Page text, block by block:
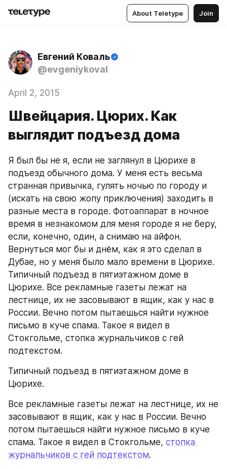
About Teletype Join
Евгений Коваль
@evgeniykoval
April 2, 2015
Швейцария. Цюрих. Как
выглядит подъезд дома
Я был бы не я, если не заглянул в Цюрихе в
подъезд обычного дома. У меня есть весьма
странная привычка, гулять ночью по городу и
(искать на свою жопу приключения) заходить в
разные места в городе. Фотоаппарат в ночное
время в незнакомом для меня городе я не беру,
если, конечно, один, а снимаю на айфон.
Вернуться мог бы и днём, как я это сделал в
Дубае, но у меня было мало времени в Цюрихе.
Типичный подъезд в пятиэтажном доме в
Цюрихе. Все рекламные газеты лежат на
лестнице, их не засовывают в ящик, как у нас в
России. Вечно потом пытаешься найти нужное
письмо в куче спама. Такое я видел в
Стокгольме, стопка журнальчиков с гей
подтекстом.
Типичный подъезд в пятиэтажном доме в
Цюрихе.
Все рекламные газеты лежат на лестнице, их не
засовывают в ящик, как у нас в России. Вечно
потом пытаешься найти нужное письмо в куче
спама. Такое я видел в Стокгольме, стопка
журнальчиков с гей подтекстом.